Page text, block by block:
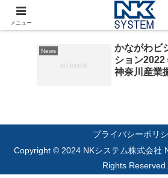
News
かながわビ
ション2022
神奈川産業
プライバシーポリ
Copyright © 2024 NKシステム株式会社
Rights Reserved.
メニュー